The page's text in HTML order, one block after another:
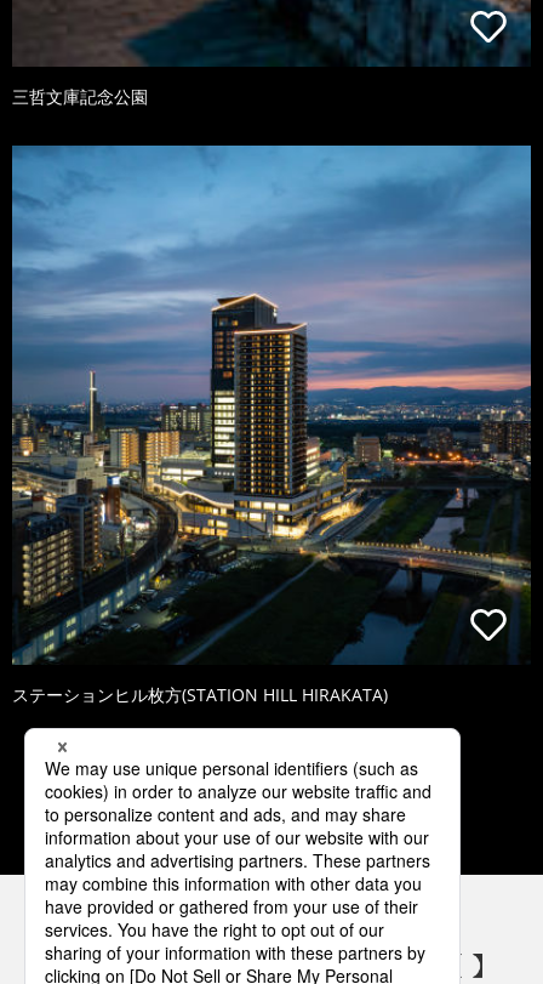
三哲文庫記念公園
ステーションヒル枚方(STATION HILL HIRAKATA)
1 2 3 4 5
パナソニックの電気設備 SNSアカウント